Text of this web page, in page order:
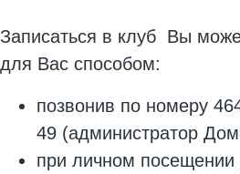
Записаться в клуб Вы
для Вас способом:
позвонив по номеру
49 (администратор
при личном посещении